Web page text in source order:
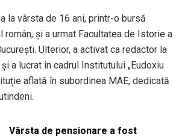
la vârsta de 16 ani, printr-o bursă
român, și a urmat Facultatea de Istorie a
Ulterior, a activat ca redactor la
a lucrat în cadrul Institutului „Eudoxiu
aflată în subordinea MAE, dedicată
Vârsta de pensionare a fost